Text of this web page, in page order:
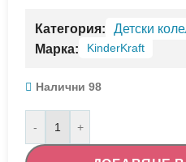
Категория: Детски
Марка:
KinderKraft
Налични 98
- +